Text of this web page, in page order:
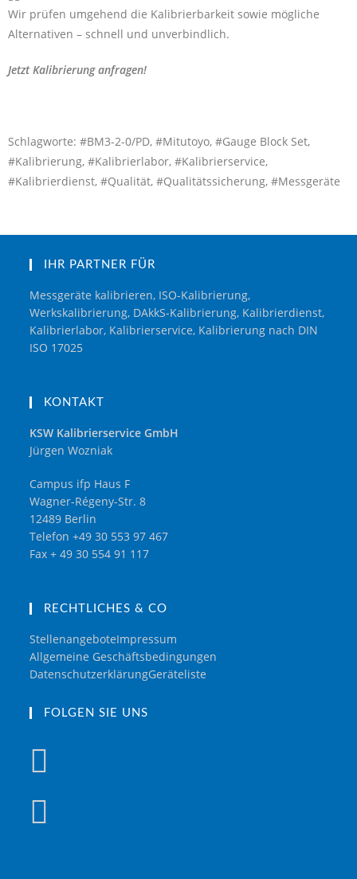
Wir prüfen umgehend die Kalibrierbarkeit sowie mögliche
Alternativen – schnell und unverbindlich.
Jetzt Kalibrierung anfragen!
Schlagworte: #BM3-2-0/PD, #Mitutoyo, #Gauge Block Set,
#Kalibrierung, #Kalibrierlabor, #Kalibrierservice,
#Kalibrierdienst, #Qualität, #Qualitätssicherung, #Messgeräte
IHR PARTNER FÜR
Messgeräte kalibrieren, ISO-Kalibrierung,
Werkskalibrierung, DAkkS-Kalibrierung, Kalibrierdienst,
Kalibrierlabor, Kalibrierservice, Kalibrierung nach DIN
ISO 17025
KONTAKT
KSW Kalibrierservice GmbH
Jürgen Wozniak
Campus ifp Haus F
Wagner-Régeny-Str. 8
12489 Berlin
Telefon +49 30 553 97 467
Fax + 49 30 554 91 117
RECHTLICHES & CO
StellenangeboteImpressum
Allgemeine Geschäftsbedingungen
DatenschutzerklärungGeräteliste
FOLGEN SIE UNS